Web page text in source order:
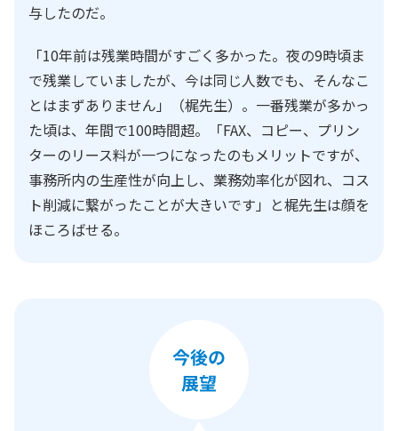
与したのだ。
「10年前は残業時間がすごく多かった。夜の9時頃ま
で残業していましたが、今は同じ人数でも、そんなこ
とはまずありません」（梶先生）。一番残業が多かっ
た頃は、年間で100時間超。「FAX、コピー、プリン
ターのリース料が一つになったのもメリットですが、
事務所内の生産性が向上し、業務効率化が図れ、コス
ト削減に繋がったことが大きいです」と梶先生は顔を
ほころばせる。